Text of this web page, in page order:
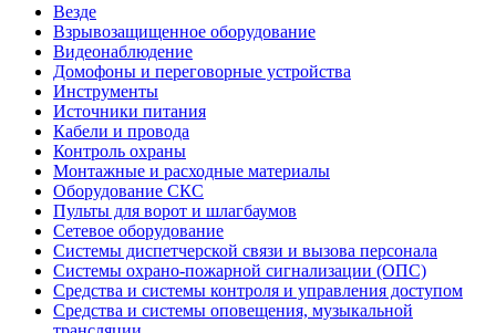
Везде
Взрывозащищенное оборудование
Видеонаблюдение
Домофоны и переговорные устройства
Инструменты
Источники питания
Кабели и провода
Контроль охраны
Монтажные и расходные материалы
Оборудование СКС
Пульты для ворот и шлагбаумов
Сетевое оборудование
Системы диспетчерской связи и вызова персонала
Системы охрано-пожарной сигнализации (ОПС)
Средства и системы контроля и управления доступом
Средства и системы оповещения, музыкальной